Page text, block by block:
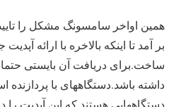
همین اواخر سامسونگ مشکل را
بر آمد تا اینکه بالاخره با ارائه
ساخت.برای دریافت آن بایستی
دستگاههایی هستند که این آپدیت را